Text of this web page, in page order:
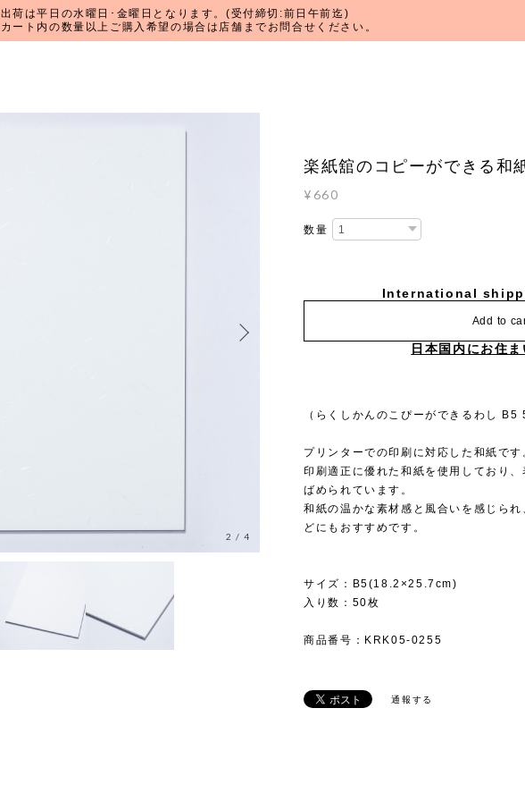
出荷は平日の水曜日･金曜日となります。(受付締切:前日午前迄)
カート内の数量以上ご購入希望の場合は店舗までお問合せください。
2 /4
楽紙舘のコピーができる和
¥660
数量
International
Add to
日本国内にお住
（らくしかんのこぴーができるわし B5
プリンターでの印刷に対応した和紙です
印刷適正に優れた和紙を使用しており
ばめられています。
和紙の温かな素材感と風合いを感じら
どにもおすすめです。
サイズ：B5(18.2×25.7cm)
入り数：50枚
商品番号：KRK05-0255
通報する